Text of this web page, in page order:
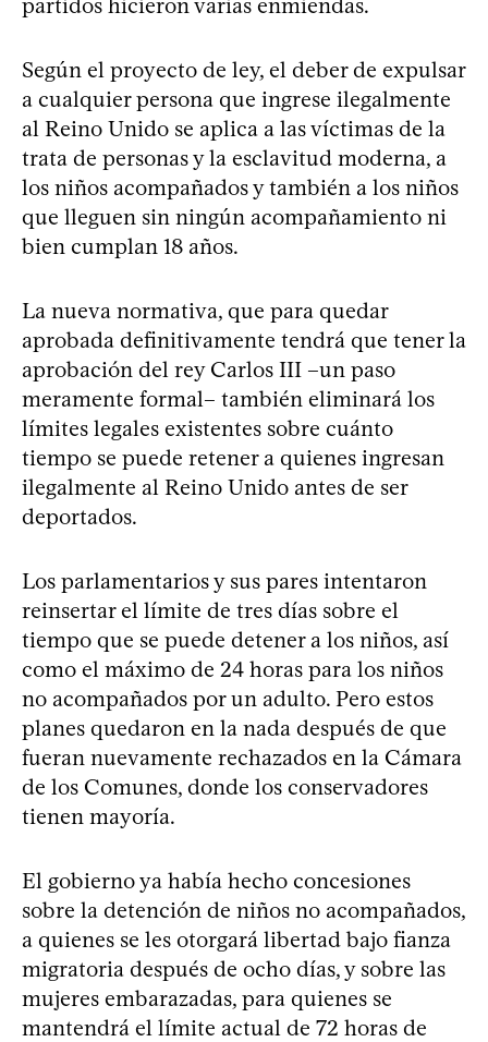
Según el proyecto de ley, el deber de expulsar
a cualquier persona que ingrese ilegalmente
al Reino Unido se aplica a las víctimas de la
trata de personas y la esclavitud moderna, a
los niños acompañados y también a los niños
que lleguen sin ningún acompañamiento ni
bien cumplan 18 años.
La nueva normativa, que para quedar
aprobada definitivamente tendrá que tener la
aprobación del rey Carlos III –un paso
meramente formal– también eliminará los
límites legales existentes sobre cuánto
tiempo se puede retener a quienes ingresan
ilegalmente al Reino Unido antes de ser
deportados.
Los parlamentarios y sus pares intentaron
reinsertar el límite de tres días sobre el
tiempo que se puede detener a los niños, así
como el máximo de 24 horas para los niños
no acompañados por un adulto. Pero estos
planes quedaron en la nada después de que
fueran nuevamente rechazados en la Cámara
de los Comunes, donde los conservadores
tienen mayoría.
El gobierno ya había hecho concesiones
sobre la detención de niños no acompañados,
a quienes se les otorgará libertad bajo fianza
migratoria después de ocho días, y sobre las
mujeres embarazadas, para quienes se
mantendrá el límite actual de 72 horas de